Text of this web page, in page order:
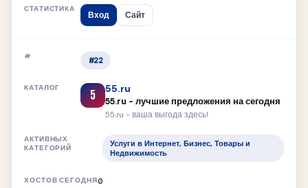
Вход Сайт
#22
5 55.ru
55.ru - лучшие предложения на сегодня
55.ru - ваша выгода здесь!
Услуги в Интернет, Бизнес, Товары и
Недвижимость
0